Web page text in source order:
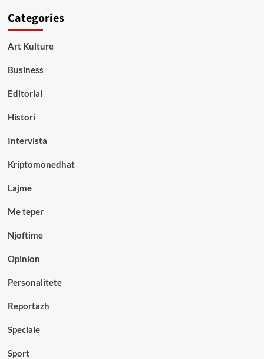
Categories
Art Kulture
Business
Editorial
Histori
Intervista
Kriptomonedhat
Lajme
Me teper
Njoftime
Opinion
Personalitete
Reportazh
Speciale
Sport